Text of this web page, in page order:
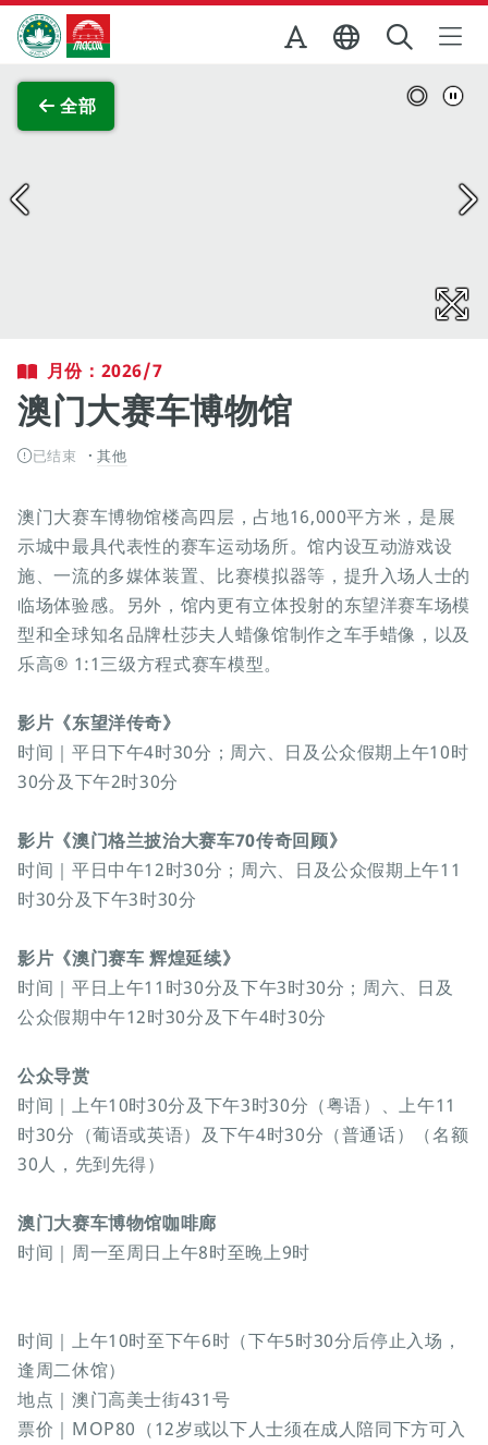
跳至主内容
澳门特别行政区政府旅游局
全部
月份：2026/7
澳门大赛车博物馆
已结束 其他
澳门大赛车博物馆楼高四层，占地16,000平方米，是展
示城中最具代表性的赛车运动场所。馆内设互动游戏设
施、一流的多媒体装置、比赛模拟器等，提升入场人士的
临场体验感。另外，馆内更有立体投射的东望洋赛车场模
型和全球知名品牌杜莎夫人蜡像馆制作之车手蜡像，以及
乐高® 1:1三级方程式赛车模型。
影片《东望洋传奇》
时间｜平日下午4时30分；周六、日及公众假期上午10时
30分及下午2时30分
影片《澳门格兰披治大赛车70传奇回顾》
时间｜平日中午12时30分；周六、日及公众假期上午11
时30分及下午3时30分
影片《澳门赛车 辉煌延续》
时间｜平日上午11时30分及下午3时30分；周六、日及
公众假期中午12时30分及下午4时30分
公众导赏
时间｜上午10时30分及下午3时30分（粤语）、上午11
时30分（葡语或英语）及下午4时30分（普通话）（名额
30人，先到先得）
澳门大赛车博物馆咖啡廊
时间｜周一至周日上午8时至晚上9时
时间｜上午10时至下午6时（下午5时30分后停止入场，
逢周二休馆）
地点｜澳门高美士街431号
票价｜MOP80（12岁或以下人士须在成人陪同下方可入